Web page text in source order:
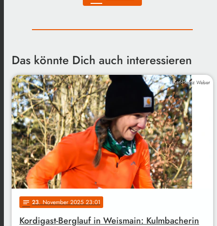
Das könnte Dich auch interessieren
Karl-Heinz Weber
notes 23. November 2025 23:01
Kordigast-Berglauf in Weismain: Kulmbacherin